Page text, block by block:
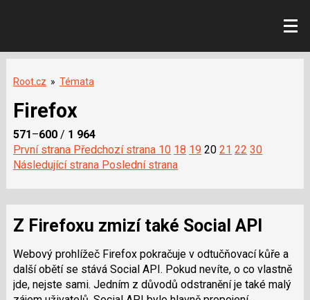
Root.cz » Témata
Firefox
571 –600/ 1 964
První strana Předchozí strana 10 18 19 20 21 22 30
Následující strana Poslední strana
Z Firefoxu zmizí také Social API
Webový prohlížeč Firefox pokračuje v odtučňovací kůře a
další obětí se stává Social API. Pokud nevíte, o co vlastně
jde, nejste sami. Jedním z důvodů odstranění je také malý